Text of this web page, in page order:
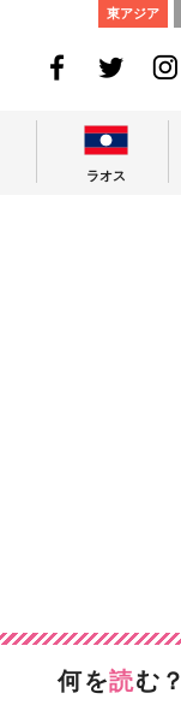
東アジア
ラオス
何を読む？